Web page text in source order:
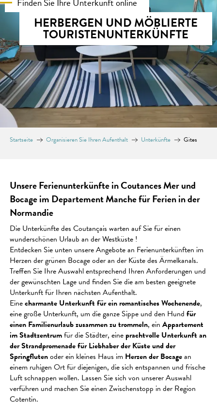
HERBERGEN UND MÖBLIERTE
TOURISTENUNTERKÜNFTE
Startseite Organisieren Sie Ihren Aufenthalt Unterkünfte Gites
Unsere Ferienunterkünfte in Coutances Mer und
Bocage im Departement Manche für Ferien in der
Normandie
Die Unterkünfte des Coutançais warten auf Sie für einen
wunderschönen Urlaub an der Westküste !
Entdecken Sie unten unsere Angebote an Ferienunterkünften im
Herzen der grünen Bocage oder an der Küste des Ärmelkanals.
Treffen Sie Ihre Auswahl entsprechend Ihren Anforderungen und
der gewünschten Lage und finden Sie die am besten geeignete
Unterkunft für Ihren nächsten Aufenthalt.
Einecharmante Unterkunft für ein romantisches Wochenende,
eine große Unterkunft, um die ganze Sippe und den Hund für
einen Familienurlaub zusammen zu trommeln, ein Appartement
im Stadtzentrumfür die Städter, eine prachtvolle Unterkunft an
der Strandpromenade für Liebhaber der Küste und der
Springflutenoder ein kleines Haus im Herzen der Bocagean
einem ruhigen Ort für diejenigen, die sich entspannen und frische
Luft schnappen wollen. Lassen Sie sich von unserer Auswahl
verführen und machen Sie einen Zwischenstopp in der Region
Cotentin.